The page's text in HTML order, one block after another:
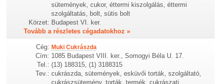
sütemények, cukor, éttermi kiszolgálás, éttermi
szolgáltatás, bolt, sütis bolt
Körzet: Budapest VI. ker.
Tovább a részletes cégadatokhoz »
Cég: Muki Cukrászda
Cím: 1085 Budapest VIII. ker., Somogyi Béla U. 17.
Tel.: (13) 188315, (1) 3188315
Tev.: cukrászda, sütemények, esküvői torták, szolgáltató,
cukrászsütemény, torták, termék, cukrászati,